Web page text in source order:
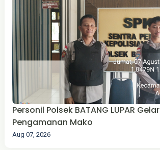
‎Personil Polsek BATANG LUPAR Gelar
Pengamanan Mako
Aug 07, 2026